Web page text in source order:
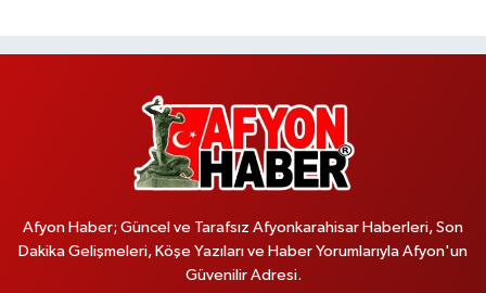
Afyon Haber; Güncel ve Tarafsız Afyonkarahisar Haberleri, Son
Dakika Gelişmeleri, Köşe Yazıları ve Haber Yorumlarıyla Afyon'un
Güvenilir Adresi.